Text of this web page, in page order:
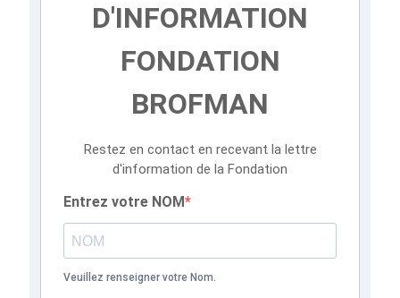
D'INFORMATION
FONDATION
BROFMAN
Restez en contact en recevant la lettre
d'information de la Fondation
Entrez votre NOM
Veuillez renseigner votre Nom.